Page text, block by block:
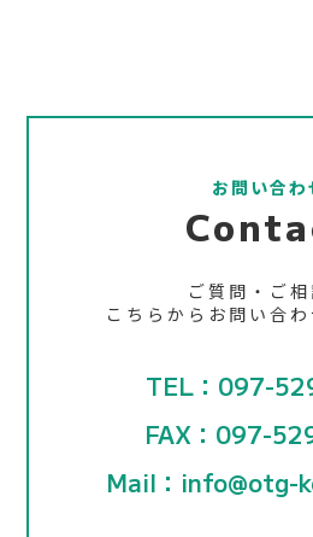
お問い合わ
ご質問・ご
こちらからお問い合わ
TEL：097-
FAX：097-
Mail：info@otg-